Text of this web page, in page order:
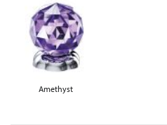
Amethyst